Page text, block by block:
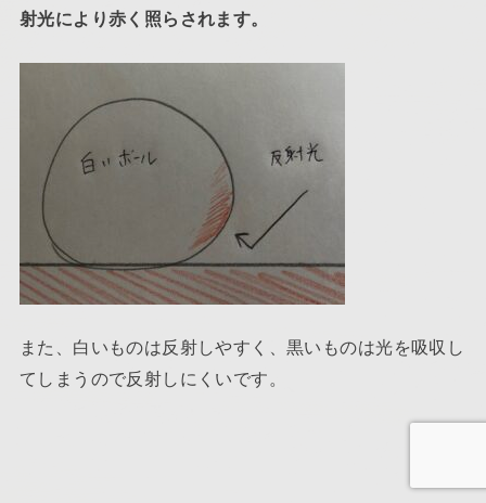
射光により赤く照らされます。
また、白いものは反射しやすく、黒いものは光を吸収し
てしまうので反射しにくいです。